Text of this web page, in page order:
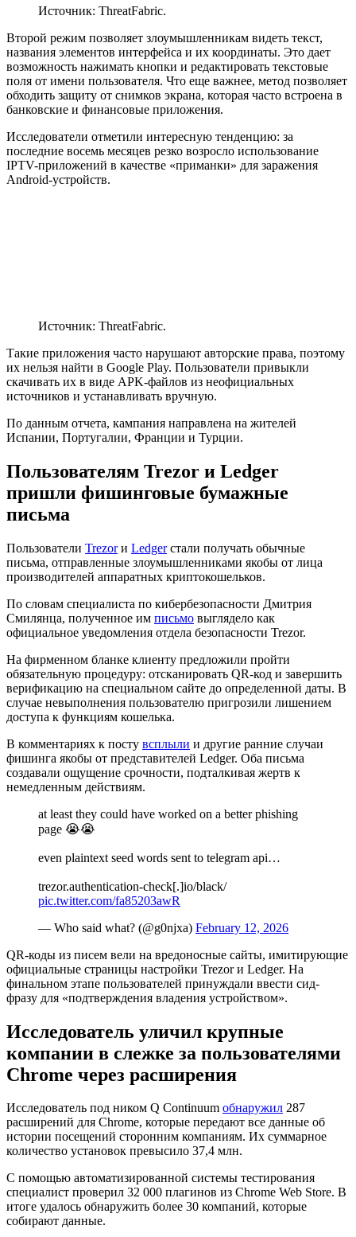
Источник: ThreatFabric.
Второй режим позволяет злоумышленникам видеть текст,
названия элементов интерфейса и их координаты. Это дает
возможность нажимать кнопки и редактировать текстовые
поля от имени пользователя. Что еще важнее, метод позволяет
обходить защиту от снимков экрана, которая часто встроена в
банковские и финансовые приложения.
Исследователи отметили интересную тенденцию: за
последние восемь месяцев резко возросло использование
IPTV-приложений в качестве «приманки» для заражения
Android-устройств.
Источник: ThreatFabric.
Такие приложения часто нарушают авторские права, поэтому
их нельзя найти в Google Play. Пользователи привыкли
скачивать их в виде APK-файлов из неофициальных
источников и устанавливать вручную.
По данным отчета, кампания направлена на жителей
Испании, Португалии, Франции и Турции.
Пользователям Trezor и Ledger
пришли фишинговые бумажные
письма
Пользователи Trezorи Ledgerстали получать обычные
письма, отправленные злоумышленниками якобы от лица
производителей аппаратных криптокошельков.
По словам специалиста по кибербезопасности Дмитрия
Смилянца, полученное им письмо выглядело как
официальное уведомления отдела безопасности Trezor.
На фирменном бланке клиенту предложили пройти
обязательную процедуру: отсканировать QR-код и завершить
верификацию на специальном сайте до определенной даты. В
случае невыполнения пользователю пригрозили лишением
доступа к функциям кошелька.
В комментариях к посту всплыли и другие ранние случаи
фишинга якобы от представителей Ledger. Оба письма
создавали ощущение срочности, подталкивая жертв к
немедленным действиям.
at least they could have worked on a better phishing
page 😭😭
even plaintext seed words sent to telegram api…
trezor.authentication-check[.]io/black/
pic.twitter.com/fa85203awR
— Who said what? (@g0njxa) February 12, 2026
QR-коды из писем вели на вредоносные сайты, имитирующие
официальные страницы настройки Trezor и Ledger. На
финальном этапе пользователей принуждали ввести сид-
фразу для «подтверждения владения устройством».
Исследователь уличил крупные
компании в слежке за пользователями
Chrome через расширения
Исследователь под ником Q Continuum обнаружил 287
расширений для Chrome, которые передают все данные об
истории посещений сторонним компаниям. Их суммарное
количество установок превысило 37,4 млн.
С помощью автоматизированной системы тестирования
специалист проверил 32 000 плагинов из Chrome Web Store. В
итоге удалось обнаружить более 30 компаний, которые
собирают данные.